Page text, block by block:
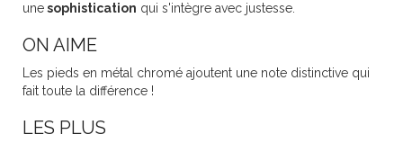
unesophistication qui s'intègre avec justesse.
ON AIME
Les pieds en métal chromé ajoutent une note distinctive qui
fait toute la différence !
LES PLUS